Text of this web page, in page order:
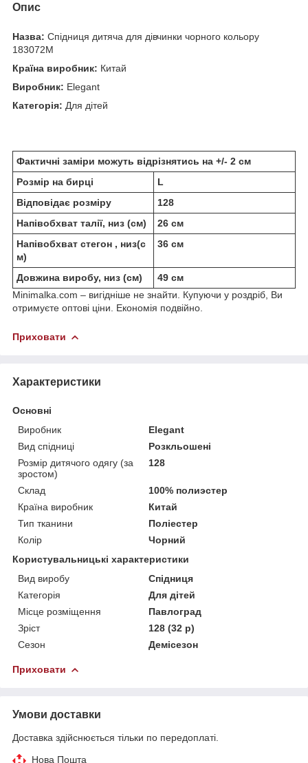
Опис
Назва: Спідниця дитяча для дівчинки чорного кольору
183072M
Країна виробник: Китай
Виробник: Elegant
Категорія: Для дітей
Фактичні заміри можуть відрізнятись на +/- 2 см
Розмір на бирці
L
Відповідає розміру
128
Напівобхват талії, низ (см)
26 см
Напівобхват стегон , низ(с
м)
36 см
Довжина виробу, низ (см)
49 см
Minimalka.com – вигідніше не знайти. Купуючи у роздріб, Ви
отримуєте оптові ціни. Економія подвійно.
Приховати
Характеристики
Основні
Виробник
Elegant
Вид спідниці
Розкльошені
Розмір дитячого одягу (за
зростом)
128
Склад
100% полиэстер
Країна виробник
Китай
Тип тканини
Поліестер
Колір
Чорний
Користувальницькі характеристики
Вид виробу
Спідниця
Категорія
Для дітей
Місце розміщення
Павлоград
Зріст
128 (32 р)
Сезон
Демісезон
Приховати
Умови доставки
Доставка здійснюється тільки по передоплаті.
Нова Пошта